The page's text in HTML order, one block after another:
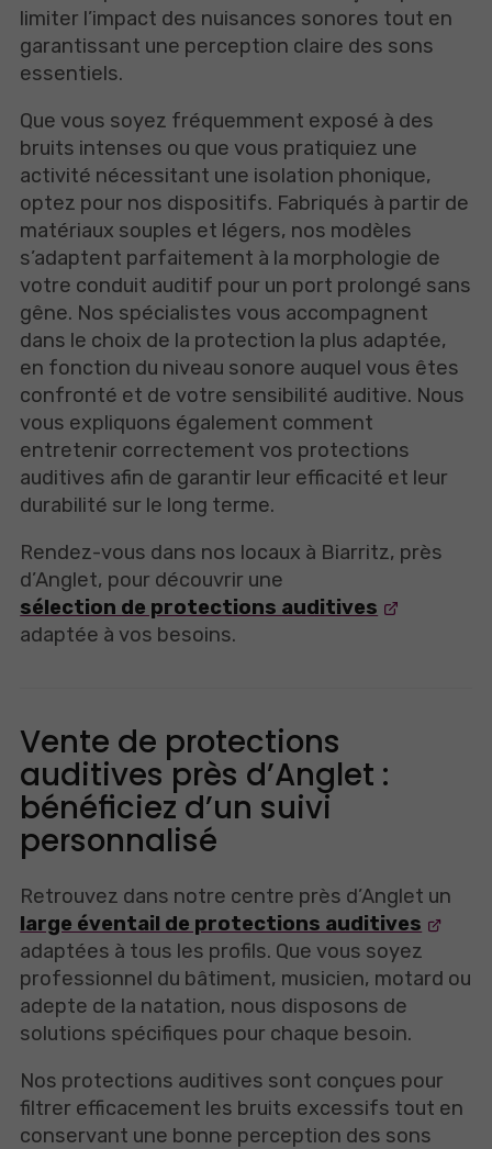
limiter l’impact des nuisances sonores tout en
garantissant une perception claire des sons
essentiels.
Que vous soyez fréquemment exposé à des
bruits intenses ou que vous pratiquiez une
activité nécessitant une isolation phonique,
optez pour nos dispositifs. Fabriqués à partir de
matériaux souples et légers, nos modèles
s’adaptent parfaitement à la morphologie de
votre conduit auditif pour un port prolongé sans
gêne. Nos spécialistes vous accompagnent
dans le choix de la protection la plus adaptée,
en fonction du niveau sonore auquel vous êtes
confronté et de votre sensibilité auditive. Nous
vous expliquons également comment
entretenir correctement vos protections
auditives afin de garantir leur efficacité et leur
durabilité sur le long terme.
Rendez-vous dans nos locaux à Biarritz, près
d’Anglet, pour découvrir une
sélection de protections auditives
adaptée à vos besoins.
Vente de protections
auditives près d’Anglet :
bénéficiez d’un suivi
personnalisé
Retrouvez dans notre centre près d’Anglet un
large éventail de protections auditives
adaptées à tous les profils. Que vous soyez
professionnel du bâtiment, musicien, motard ou
adepte de la natation, nous disposons de
solutions spécifiques pour chaque besoin.
Nos protections auditives sont conçues pour
filtrer efficacement les bruits excessifs tout en
conservant une bonne perception des sons